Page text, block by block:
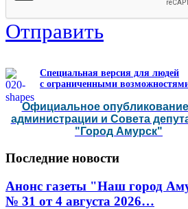
Отправить
Специальная версия для людей
с ограниченными
Официальное
администрации и Совета
"Город Амурск"
Последние новости
Анонс газеты "Наш город
№ 31 от 4 августа 2026…